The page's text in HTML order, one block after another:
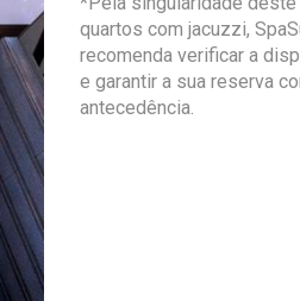
quartos com jacuzzi,
recomenda verificar a
e garantir a sua reserva
antecedência.